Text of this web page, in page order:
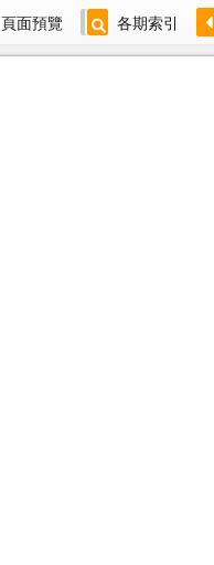
頁面預覽 各期索引